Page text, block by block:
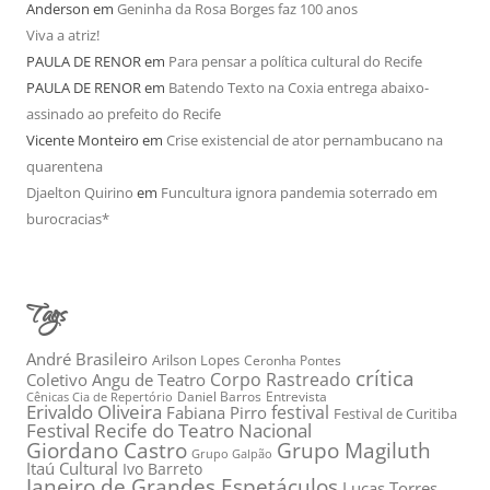
Anderson em Geninha da Rosa Borges faz 100 anos
Viva a atriz!
PAULA DE RENORem Para pensar a política cultural do Recife
PAULA DE RENORem Batendo Texto na Coxia entrega abaixo-
assinado ao prefeito do Recife
Vicente Monteiro em Crise existencial de ator pernambucano na
quarentena
Djaelton Quirino em Funcultura ignora pandemia soterrado em
burocracias*
Tags
André Brasileiro Arilson Lopes Ceronha Pontes
Coletivo Angu de Teatro Corpo Rastreado crítica
Cênicas Cia de Repertório Daniel Barros Entrevista
Erivaldo Oliveira Fabiana Pirro festival Festival de Curitiba
Festival Recife do Teatro Nacional
Giordano Castro Grupo Galpão Grupo Magiluth
Itaú Cultural Ivo Barreto